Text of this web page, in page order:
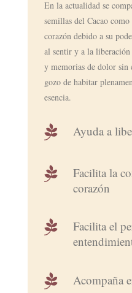
En la actualidad se
semillas del Cacao
corazón debido a su
al sentir y a la
y memorias de dolor sin
gozo de habitar
esencia.
 Ayuda a

Facilita la
corazón

Facilita el
 Acompaña